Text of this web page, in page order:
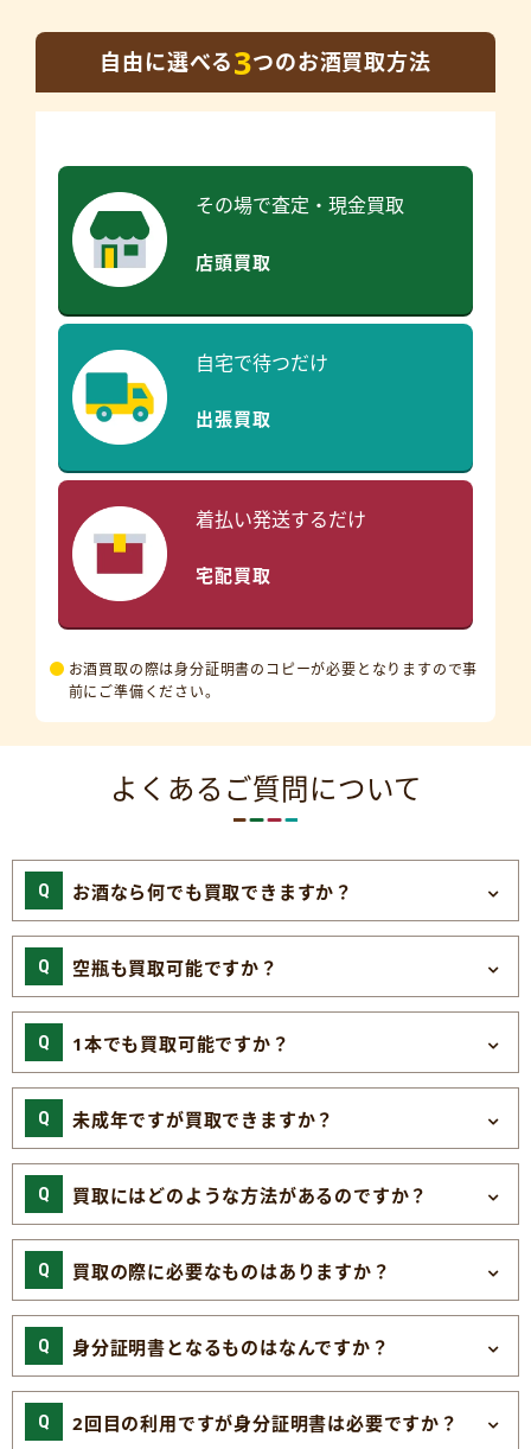
自由に選べる3つのお酒買取方法
その場で査定・現金買取
店頭買取
自宅で待つだけ
出張買取
着払い発送するだけ
宅配買取
お酒買取の際は身分証明書のコピーが必要となりますので事
前にご準備ください。
よくあるご質問について
お酒なら何でも買取できますか？
空瓶も買取可能ですか？
1本でも買取可能ですか？
未成年ですが買取できますか？
買取にはどのような方法があるのですか？
買取の際に必要なものはありますか？
身分証明書となるものはなんですか？
2回目の利用ですが身分証明書は必要ですか？